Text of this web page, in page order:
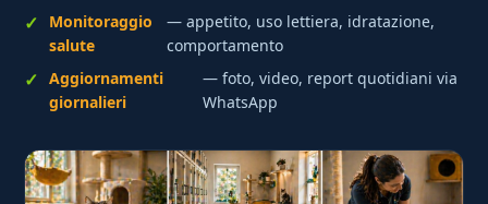
Monitoraggio
salute
— appetito, uso lettiera, idratazione,
comportamento
Aggiornamenti
giornalieri
— foto, video, report quotidiani via
WhatsApp